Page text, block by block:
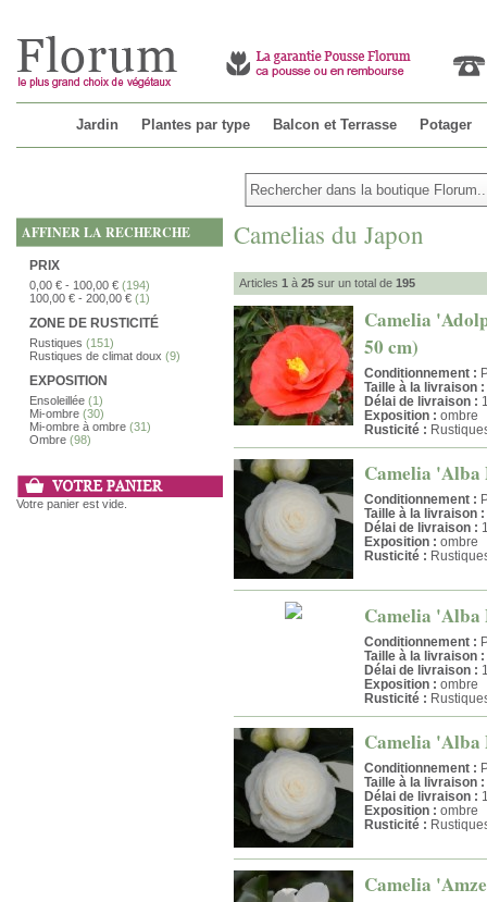
Jardin Plantes par type Balcon et Terrasse Potager
AFFINER LA RECHERCHE
PRIX
0,00 € - 100,00 € (194)
100,00 € - 200,00 € (1)
ZONE DE RUSTICITÉ
Rustiques (151)
Rustiques de climat doux (9)
EXPOSITION
Ensoleillée (1)
Mi-ombre (30)
Mi-ombre à ombre (31)
Ombre (98)
Votre panier est vide.
Camelias du Japon
Articles 1 à 25 sur un total de 195
Camelia
50 cm)
Conditionnement :
Taille à la livraison :
Délai de livraison :
Exposition : ombre
Rusticité :
Camelia 'Alba
Conditionnement :
Taille à la livraison :
Délai de livraison :
Exposition : ombre
Rusticité :
Camelia 'Alba
Conditionnement :
Taille à la livraison :
Délai de livraison :
Exposition : ombre
Rusticité :
Camelia 'Alba
Conditionnement :
Taille à la livraison :
Délai de livraison :
Exposition : ombre
Rusticité :
Camelia